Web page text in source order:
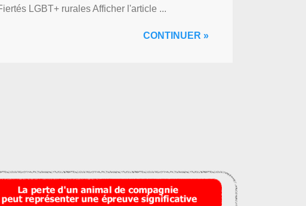
LGBT+ rurales Afficher l'article ...
CONTINUER »